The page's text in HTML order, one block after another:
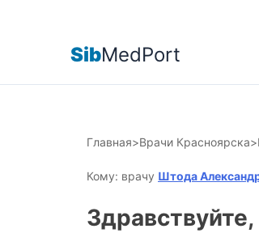
SibMedPort
Главная>Врачи Красноярска>
Кому: врачу Штода